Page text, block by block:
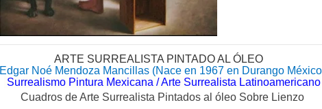
ARTE SURREALISTA PINTADO AL ÓLEO
Edgar Noé Mendoza Mancillas (Nace en 1967 en Durango
Surrealismo Pintura Mexicana / Arte Surrealista Latinoamericano
Cuadros de Arte Surrealista Pintados al óleo Sobre Lienzo